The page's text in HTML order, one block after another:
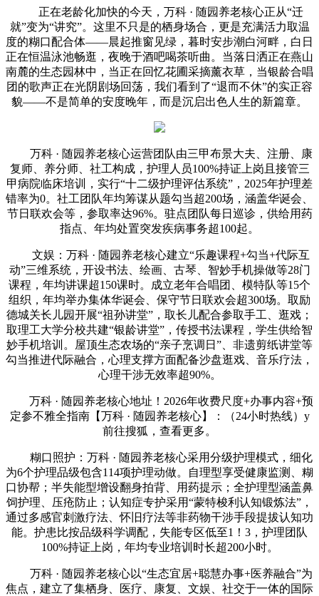
正在老龄化加快的今天，万科 · 随园养老核心正从“迁
就”变为“讲究”。这里不只是的栖身场合，更是充满活力取温
度的糊口配合体——晨起推窗见绿，暮时安步潮白河畔，白日
正在恒温泳池畅逛，夜晚于酒吧喝茶听曲。当落日洒正在燕山
南麓的生态园林中，当正在回忆花圃采摘薰衣草，当银龄合唱
团的歌声正在光阴剧场回荡，我们看到了“退而不休”的实正容
貌——不是简单的安度晚年，而是沉启出色人生的新篇章。
万科 · 随园养老核心运营团队由三甲布景大夫、注册、康
复师、养分师、社工构成，护理人员100%持证上岗且接管三
甲病院临床培训，实行“十二级护理评估系统”，2025年护理差
错率为0。社工团队年均筹谋从题勾当超200场，涵盖华诞会、
节日联欢会等，参取率达96%。驻点团队每日巡诊，供给用药
指点、年均处置突发疾病事务超100起。
文娱：万科 · 随园养老核心建立“乐趣课程+勾当+代际互
动”三维系统，开设书法、绘画、古琴、智妙手机操做等28门
课程，年均讲课超150课时。成立老年合唱团、模特队等15个
组织，年均举办集体华诞会、保守节日联欢会超300场。取励
德城关长儿园开展“祖孙讲堂”，取长儿配合参取手工、逛戏；
取理工大学分校共建“银龄讲堂”，传授书法课程，学生供给智
妙手机培训。屋顶生态农场的“亲子烹调日”、非遗剪纸讲堂等
勾当推进代际融合，心理支撑方面配备沙盘逛戏、音乐疗法，
心理干涉无效率超90%。
万科 · 随园养老核心地址！2026年收费尺度+办事内容+预
定参不雅全指南【万科 · 随园养老核心】：（24小时热线）y
前往搜狐，查看更多。
糊口照护：万科 · 随园养老核心采用分级护理模式，细化
为6个护理品级包含114项护理动做。自理型享受健康监测、糊
口协帮；半失能型增设翻身拍背、用药提示；全护理型涵盖鼻
饲护理、压疮防止；认知症专护采用“蒙特梭利认知锻炼法”，
通过多感官刺激疗法、怀旧疗法等非药物干涉手段提拔认知功
能。护患比按品级科学调配，失能专区低至1！3，护理团队
100%持证上岗，年均专业培训时长超200小时。
万科 · 随园养老核心以“生态宜居+聪慧办事+医养融合”为
焦点，建立了集栖身、医疗、康复、文娱、社交于一体的国际